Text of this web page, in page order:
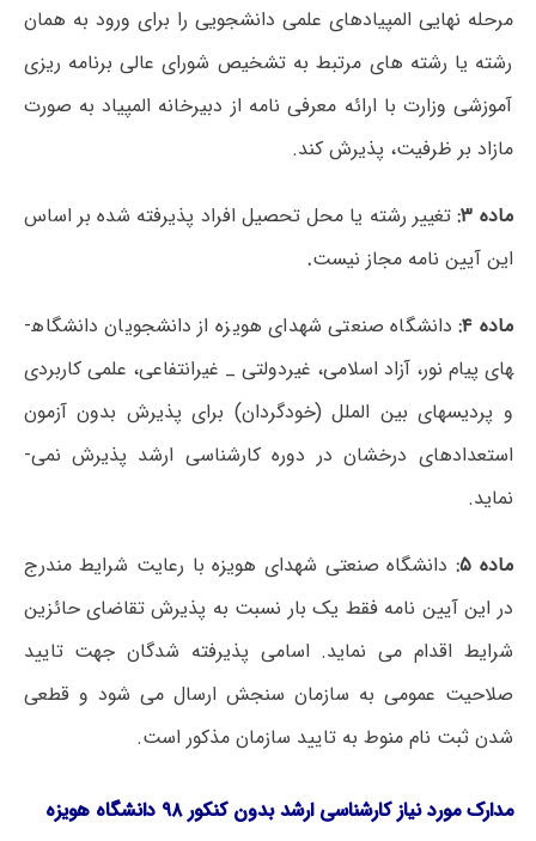
مرحله نهایی المپیادهای علمی دانشجویی را برای ورود به همان
رشته یا رشته های مرتبط به تشخیص شورای عالی برنامه ریزی
آموزشی وزارت با ارائه معرفی نامه از دبیرخانه المپیاد به صورت
مازاد بر ظرفیت، پذیرش کند.
ماده ۳:تغییر رشته یا محل تحصیل افراد پذیرفته شده بر اساس
این آیین نامه مجاز نیست.
ماده ۴:دانشگاه صنعتی شهدای هویزه از دانشجویان دانشگاه­
های پیام نور، آزاد اسلامی، غیردولتی ­_ غیرانتفاعی، علمی کاربردی
و پردیس­های بین الملل (خودگردان) برای پذیرش بدون آزمون
استعدادهای درخشان در دوره کارشناسی ارشد پذیرش نمی­
نماید.
ماده ۵:
دانشگاه صنعتی شهدای هویزه با رعایت شرایط مندرج
در این آیین نامه فقط یک بار نسبت به پذیرش تقاضای حائزین
شرایط اقدام می­ نماید­. اسامی پذیرفته شدگان جهت تایید
صلاحیت عمومی به سازمان سنجش ارسال می­ شود و قطعی
شدن ثبت نام منوط به تایید سازمان مذکور است.
مدارک مورد نیازکارشناسی ارشد بدون کنکور ۹۸ دانشگاه هویزه